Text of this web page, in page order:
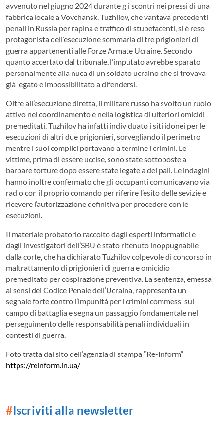
avvenuto nel giugno 2024 durante gli scontri nei pressi di una
fabbrica locale a Vovchansk. Tuzhilov, che vantava precedenti
penali in Russia per rapina e traffico di stupefacenti, si è reso
protagonista dell’esecuzione sommaria di tre prigionieri di
guerra appartenenti alle Forze Armate Ucraine. Secondo
quanto accertato dal tribunale, l’imputato avrebbe sparato
personalmente alla nuca di un soldato ucraino che si trovava
già legato e impossibilitato a difendersi.
Oltre all’esecuzione diretta, il militare russo ha svolto un ruolo
attivo nel coordinamento e nella logistica di ulteriori omicidi
premeditati. Tuzhilov ha infatti individuato i siti idonei per le
esecuzioni di altri due prigionieri, sorvegliando il perimetro
mentre i suoi complici portavano a termine i crimini. Le
vittime, prima di essere uccise, sono state sottoposte a
barbare torture dopo essere state legate a dei pali. Le indagini
hanno inoltre confermato che gli occupanti comunicavano via
radio con il proprio comando per riferire l’esito delle sevizie e
ricevere l’autorizzazione definitiva per procedere con le
esecuzioni.
Il materiale probatorio raccolto dagli esperti informatici e
dagli investigatori dell’SBU è stato ritenuto inoppugnabile
dalla corte, che ha dichiarato Tuzhilov colpevole di concorso in
maltrattamento di prigionieri di guerra e omicidio
premeditato per cospirazione preventiva. La sentenza, emessa
ai sensi del Codice Penale dell’Ucraina, rappresenta un
segnale forte contro l’impunità per i crimini commessi sul
campo di battaglia e segna un passaggio fondamentale nel
perseguimento delle responsabilità penali individuali in
contesti di guerra.
Foto tratta dal sito dell’agenzia di stampa “Re-Inform”
https://reinform.in.ua/
#Iscriviti alla newsletter